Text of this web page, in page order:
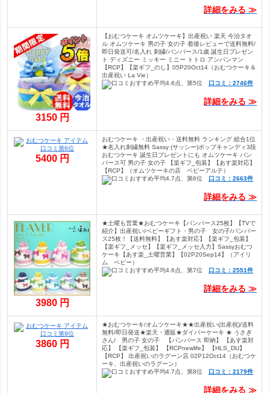
詳細をみる ≫
3150 円
【おむつケーキ オムツケーキ】出産祝い 楽天 今治タオ
ル オムツケーキ 男の子 女の子 着後レビューで送料無料/
即日発送可/名入れ 刺繍/パンパース/1歳 誕生日プレゼン
ト ディズニー ミッキー ミニー トトロ アンパンマン
【RCP】【楽ギフ_のし】05P20Oct14（おむつケーキ＆
出産祝い La Vie）
口コミ：2746件
詳細をみる ≫
5400 円
おむつケーキ ・出産祝い・送料無料 ランキング 総合1位
★名入れ刺繍無料 Sassy (サッシー)ポップキャンディ3段
おむつケーキ 誕生日プレゼントにも オムツケーキ パン
パース可 男の子 女の子 【楽ギフ_包装】【あす楽対応】
【RCP】（オムツケーキの店 ベビーアルテ）
口コミ：2663件
詳細をみる ≫
3980 円
★土曜も営業★おむつケーキ【パンパース25枚】【TVで
紹介】出産祝い/ベビーギフト・男の子 女の子/パンパー
ス25枚！【送料無料】【あす楽対応】【楽ギフ_包装】
【楽ギフ_メッセ】【楽ギフ_メッセ入力】Sassyおむつ
ケーキ【あす楽_土曜営業】【02P20Sep14】（アイリ
ム ベビー）
口コミ：2551件
詳細をみる ≫
3860 円
★おむつケーキ/オムツケーキ★★出産祝い(出産祝)/送料
無料/即日発送★楽天・通販★ダイパーケーキ ★ うさぎ
さん/ 男の子 女の子 【パンパース 即納】 【あす楽対
応】 【楽ギフ_包装】 【RCPnewlife】 【HLS_DU】
【RCP】 出産祝いのラグーン店 02P12Oct14（おむつケ
ーキ、出産祝いのラグーン）
口コミ：2179件
詳細をみる ≫